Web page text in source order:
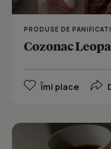
PRODUSE DE
Cozonac
Îmi place